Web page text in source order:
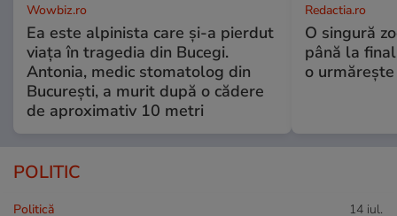
Wowbiz.ro
Ea este alpinista care și-a pierdut
viața în tragedia din Bucegi.
Antonia, medic stomatolog din
București, a murit după o cădere
de aproximativ 10 metri
Redactia.ro
O singură
până la
o
POLITIC
Politică 14 iul.